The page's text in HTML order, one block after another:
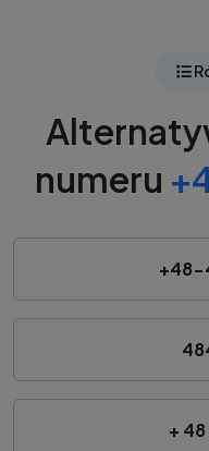
numeru
+